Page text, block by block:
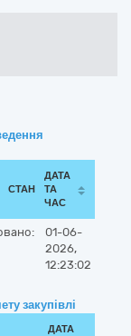
СТАН
ДАТА
ТА
ЧАС
01-06-
2026,
12:23:02
закупівлі
ДАТА